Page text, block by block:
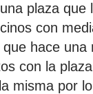
plaza que
con
hace una
con la
misma por